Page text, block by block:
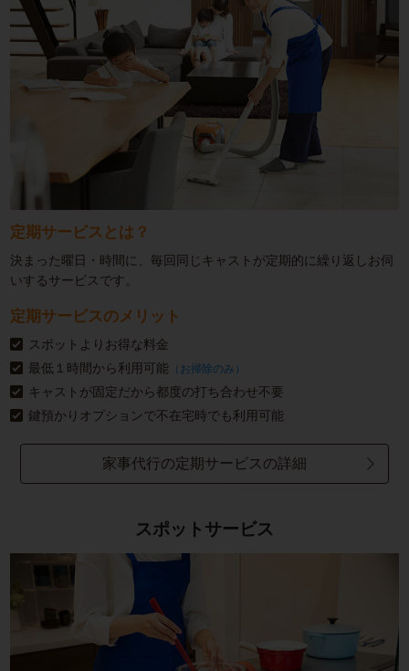
定期サービスとは？
決まった曜日・時間に、毎回同じキャストが定期的に繰り返しお伺
いするサービスです。
定期サービスのメリット
スポットよりお得な料金
最低１時間から利用可能 （お掃除のみ）
キャストが固定だから都度の打ち合わせ不要
鍵預かりオプションで不在宅時でも利用可能
家事代行の定期サービスの詳細
スポットサービス